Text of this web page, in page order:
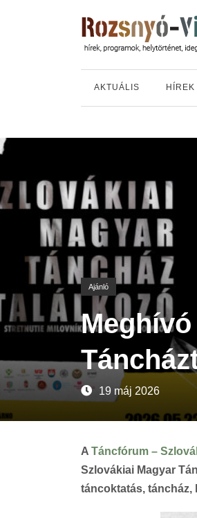
AKTUÁLIS HÍREK
Ajánló
19 máj 2026
A Táncfórum –
Szlovákiai Magyar
táncoktatás, táncház,